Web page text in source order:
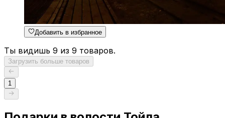
Добавить в избранное
Ты видишь 9 из 9 товаров.
Загрузить больше товаров
1